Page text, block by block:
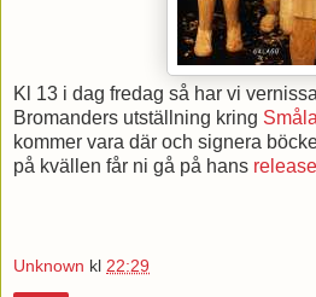
Kl 13 i dag fredag så har vi
Bromanders utställning kring
kommer vara där och signera
på kvällen får ni gå på hans
Unknown kl 22:29